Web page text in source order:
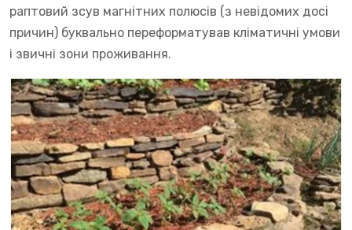
раптовий зсув магнітних полюсів (з невідомих досі
причин) буквально переформатував кліматичні умови
і звичні зони проживання.